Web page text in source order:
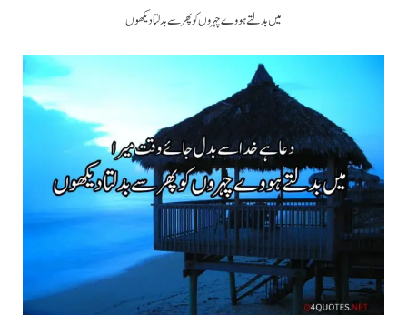
میں بدلتے ہووے چہروں کو پھر سے بدلتا دیکھوں